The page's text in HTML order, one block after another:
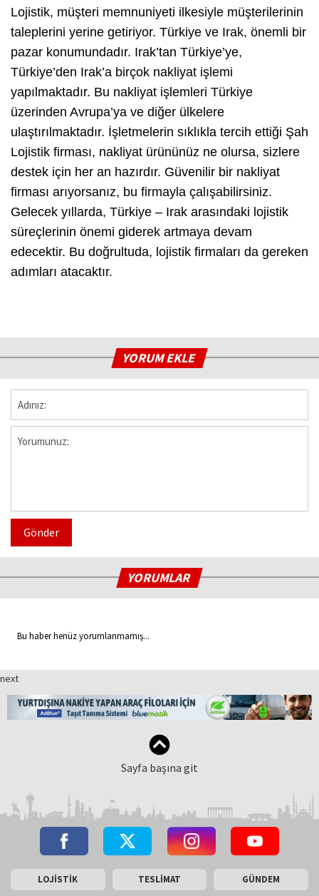
Lojistik, müşteri memnuniyeti ilkesiyle müşterilerinin
taleplerini yerine getiriyor. Türkiye ve Irak, önemli bir
pazar konumundadır. Irak’tan Türkiye’ye,
Türkiye’den Irak’a birçok nakliyat işlemi
yapılmaktadır. Bu nakliyat işlemleri Türkiye
üzerinden Avrupa’ya ve diğer ülkelere
ulaştırılmaktadır. İşletmelerin sıklıkla tercih ettiği Şah
Lojistik firması, nakliyat ürününüz ne olursa, sizlere
destek için her an hazırdır. Güvenilir bir nakliyat
firması arıyorsanız, bu firmayla çalışabilirsiniz.
Gelecek yıllarda, Türkiye – Irak arasındaki lojistik
süreçlerinin önemi giderek artmaya devam
edecektir. Bu doğrultuda, lojistik firmaları da gereken
adımları atacaktır.
YORUM EKLE
Gönder
YORUMLAR
Bu haber henüz yorumlanmamış...
next
Sayfa başına git
LOJİSTİK TESLİMAT GÜNDEM